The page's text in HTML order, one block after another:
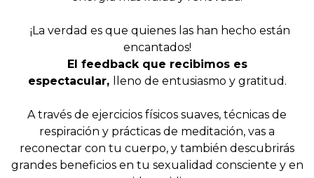
¡La verdad es que quienes las han hecho están
encantados!
El feedback que recibimos es
espectacular,
lleno de entusiasmo y gratitud.
A través de ejercicios físicos suaves, técnicas de
respiración y prácticas de meditación, vas a
reconectar con tu cuerpo, y también descubrirás
grandes beneficios en tu sexualidad consciente y en